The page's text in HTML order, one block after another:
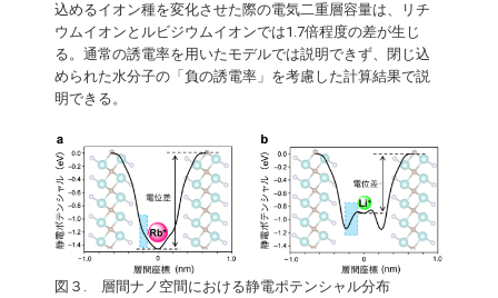
込めるイオン種を変化させた際の電気二重層容量は、リチ
ウムイオンとルビジウムイオンでは1.7倍程度の差が生じ
る。通常の誘電率を用いたモデルでは説明できず、閉じ込
められた水分子の「負の誘電率」を考慮した計算結果で説
明できる。
図３. 層間ナノ空間における静電ポテンシャル分布